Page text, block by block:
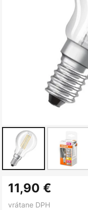
na
začiatok
11,90 €
vrátane DPH